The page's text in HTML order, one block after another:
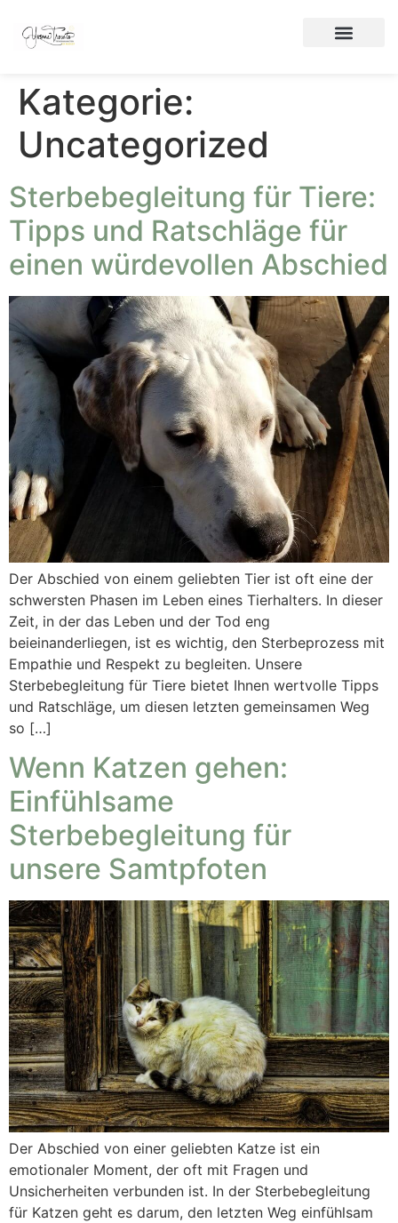
Kategorie:
Uncategorized
Sterbebegleitung für Tiere:
Tipps und Ratschläge für
einen würdevollen Abschied
Der Abschied von einem geliebten Tier ist oft eine der
schwersten Phasen im Leben eines Tierhalters. In dieser
Zeit, in der das Leben und der Tod eng
beieinanderliegen, ist es wichtig, den Sterbeprozess mit
Empathie und Respekt zu begleiten. Unsere
Sterbebegleitung für Tiere bietet Ihnen wertvolle Tipps
und Ratschläge, um diesen letzten gemeinsamen Weg
so […]
Wenn Katzen gehen:
Einfühlsame
Sterbebegleitung für
unsere Samtpfoten
Der Abschied von einer geliebten Katze ist ein
emotionaler Moment, der oft mit Fragen und
Unsicherheiten verbunden ist. In der Sterbebegleitung
für Katzen geht es darum, den letzten Weg einfühlsam